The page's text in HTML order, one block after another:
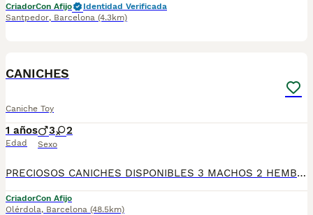
CriadorCon Afijo
Identidad Verificada
Santpedor, Barcelona (4.3km)
CANICHES
Caniche Toy
1 años
Edad
3 2
Sexo
PRECIOSOS CANICHES DISPONIBLES 3 MACHOS 2 HEMBRAS TODOS NUESTROS CACHORROS SON ENTREGADOS CON SU RESPECTIVO MICROCHIP, PREGUNTA Y VEN A VISITARNOS SIN COMPROMISO,
CriadorCon Afijo
Olérdola, Barcelona (48.5km)